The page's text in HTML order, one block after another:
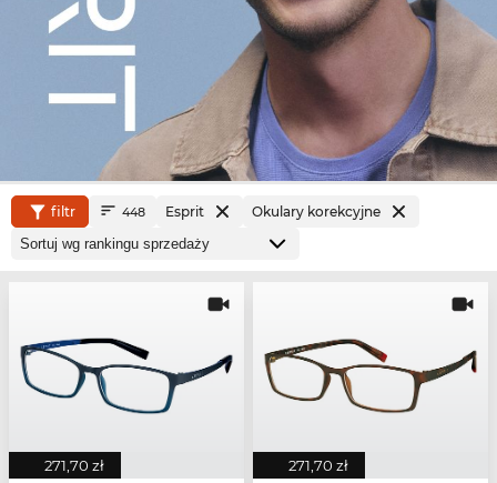
filtr 448 Esprit Okulary korekcyjne
271,70 zł 271,70 zł